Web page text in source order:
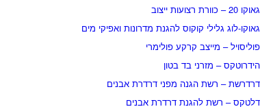
גאוקו 20 – כוורת רצועות ייצוב
גאוקו-לוג גלילי קוקוס להגנת מדרונות ואפיקי מים
פוליסויל – מייצב קרקע פולימרי
הידרוטקס – מזרני בד בטון
דרדרשת – רשת הגנה מפני דרדרת אבנים
דלטקס – רשת להגנת דרדרת אבנים